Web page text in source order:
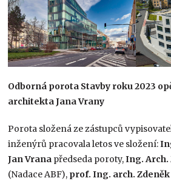
Odborná porota Stavby roku 2023
architekta Jana Vrany
Porota složená ze zástupců
inženýrů pracovala letos ve složení:
Jan Vrana předseda poroty,Ing.
(Nadace ABF), prof. Ing. arch.